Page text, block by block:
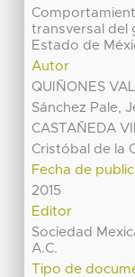
transversal del
Estado de
Autor
QUIÑONES
Sánchez Pale,
CASTAÑEDA
Cristóbal de la
Fecha de
2015
Editor
Sociedad
A.C.
Tipo de